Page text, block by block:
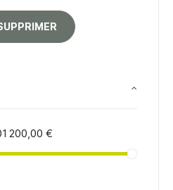
200,00 €